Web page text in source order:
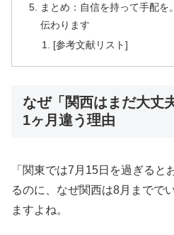
まとめ：自信を持って手配
伝わります
[参考文献リスト]
なぜ「関西はまだ大丈
1ヶ月違う理由
「関東では7月15日を過ぎると
るのに、なぜ関西は8月までで
ますよね。